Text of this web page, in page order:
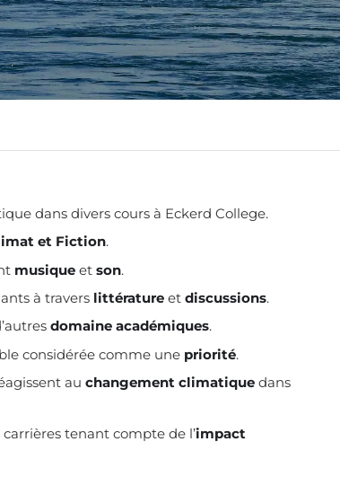
dans divers cours à Eckerd College.
et Fiction.
musique et son.
à travers littérature et discussions.
domaine académiques.
considérée comme une priorité.
au changement climatique dans
tenant compte de l’impact